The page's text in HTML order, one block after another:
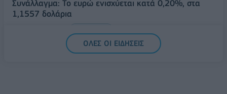
Συνάλλαγμα: Το ευρώ ενισχύεται κατά 0,20%, στα
1,1557 δολάρια
ΟΛΕΣ ΟΙ ΕΙΔΗΣΕΙΣ